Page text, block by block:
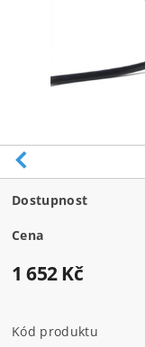
Dostupnost
Cena
1 652 Kč
Kód produktu